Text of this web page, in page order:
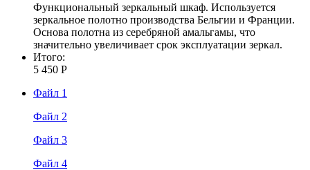
Функциональный зеркальный шкаф. Используется
зеркальное полотно производства Бельгии и Франции.
Основа полотна из серебряной амальгамы, что
значительно увеличивает срок эксплуатации зеркал.
Итого:
5 450 Р
Файл 1
Файл 2
Файл 3
Файл 4